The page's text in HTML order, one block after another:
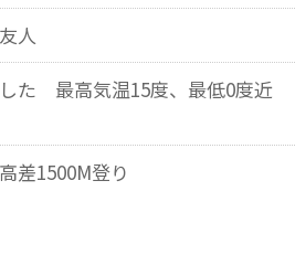
友人
た 最高気温15度、最低0度近
差1500M登り